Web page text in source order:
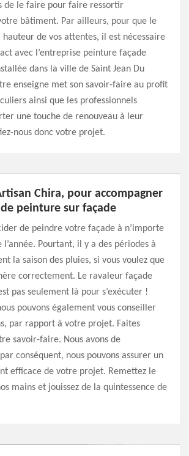
de le faire pour faire ressortir
bâtiment. Par ailleurs, pour que le
de vos attentes, il est nécessaire
avec l’entreprise peinture façade
dans la ville de Saint Jean Du
enseigne met son savoir-faire au profit
ainsi que les professionnels
une touche de renouveau à leur
nous donc votre projet.
Chira, pour accompagner
peinture sur façade
de peindre votre façade à n’importe
Pourtant, il y a des périodes à
la saison des pluies, si vous voulez que
correctement. Le ravaleur façade
pas seulement là pour s’exécuter !
pouvons également vous conseiller
par rapport à votre projet. Faites
savoir-faire. Nous avons de
conséquent, nous pouvons assurer un
efficace de votre projet. Remettez le
mains et jouissez de la quintessence de